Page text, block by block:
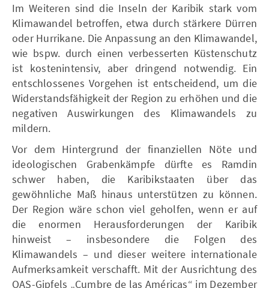
Im Weiteren sind die Inseln der Karibik stark vom
Klimawandel betroffen, etwa durch stärkere Dürren
oder Hurrikane. Die Anpassung an den Klimawandel,
wie bspw. durch einen verbesserten Küstenschutz
ist kostenintensiv, aber dringend notwendig. Ein
entschlossenes Vorgehen ist entscheidend, um die
Widerstandsfähigkeit der Region zu erhöhen und die
negativen Auswirkungen des Klimawandels zu
mildern.
Vor dem Hintergrund der finanziellen Nöte und
ideologischen Grabenkämpfe dürfte es Ramdin
schwer haben, die Karibikstaaten über das
gewöhnliche Maß hinaus unterstützen zu können.
Der Region wäre schon viel geholfen, wenn er auf
die enormen Herausforderungen der Karibik
hinweist – insbesondere die Folgen des
Klimawandels – und dieser weitere internationale
Aufmerksamkeit verschafft. Mit der Ausrichtung des
OAS-Gipfels „Cumbre de las Américas“ im Dezember